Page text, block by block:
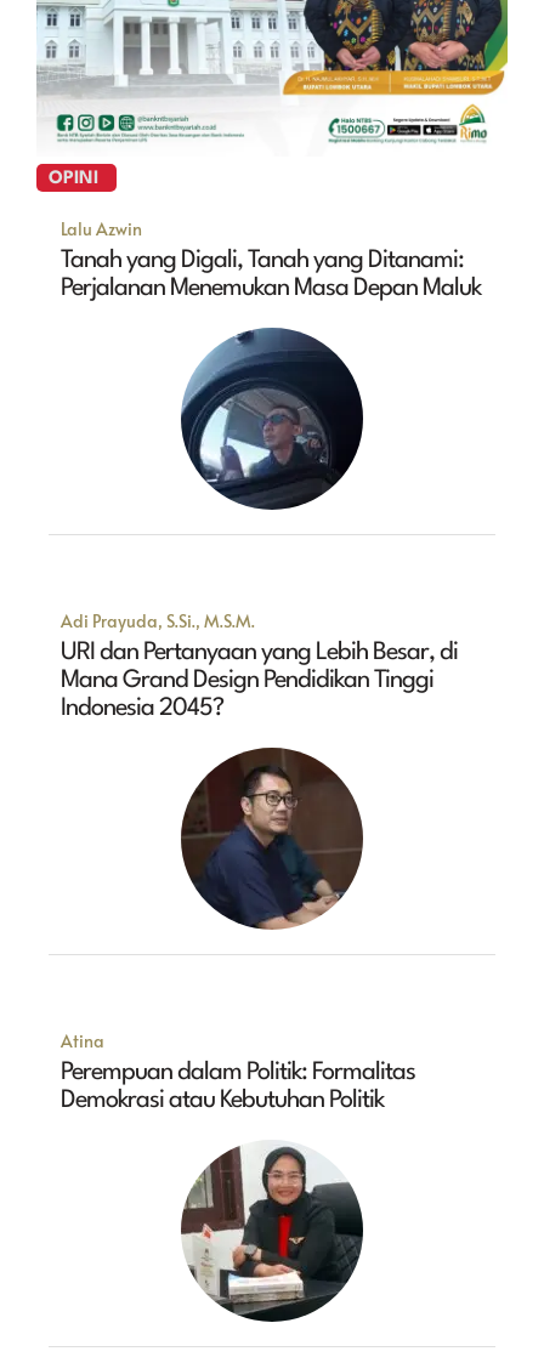
OPINI
Lalu Azwin
Tanah yang Digali, Tanah yang Ditanami:
Perjalanan Menemukan Masa Depan Maluk
Adi Prayuda, S.Si., M.S.M.
URI dan Pertanyaan yang Lebih Besar, di
Mana Grand Design Pendidikan Tinggi
Indonesia 2045?
Atina
Perempuan dalam Politik: Formalitas
Demokrasi atau Kebutuhan Politik